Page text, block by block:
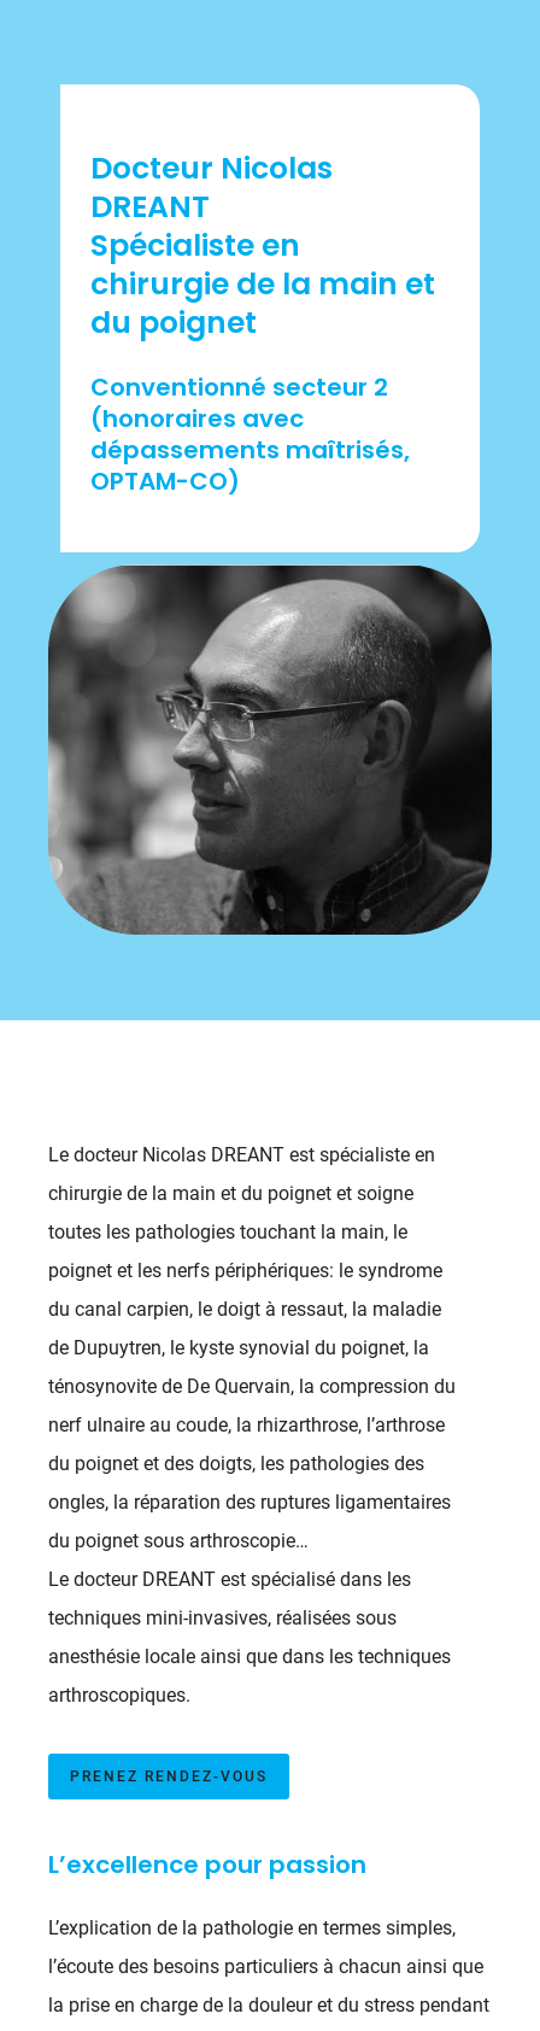
Docteur Nicolas
DREANT
Spécialiste en
chirurgie de la main et
du poignet
Conventionné secteur 2
(honoraires avec
dépassements maîtrisés,
OPTAM-CO)
Le docteur Nicolas DREANT est spécialiste en
chirurgie de la main et du poignet et soigne
toutes les pathologies touchant la main, le
poignet et les nerfs périphériques: le syndrome
du canal carpien, le doigt à ressaut, la maladie
de Dupuytren, le kyste synovial du poignet, la
ténosynovite de De Quervain, la compression du
nerf ulnaire au coude, la rhizarthrose, l’arthrose
du poignet et des doigts, les pathologies des
ongles, la réparation des ruptures ligamentaires
du poignet sous arthroscopie…
Le docteur DREANT est spécialisé dans les
techniques mini-invasives, réalisées sous
anesthésie locale ainsi que dans les techniques
arthroscopiques.
PRENEZ RENDEZ-VOUS
L’excellence pour passion
L’explication de la pathologie en termes simples,
l’écoute des besoins particuliers à chacun ainsi que
la prise en charge de la douleur et du stress pendant